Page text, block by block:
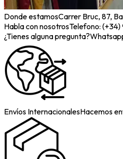
Donde estamosCarrer Bruc, 87,
Habla con nosotrosTelefono:
¿Tienes alguna pregunta?
Envíos InternacionalesHacemos